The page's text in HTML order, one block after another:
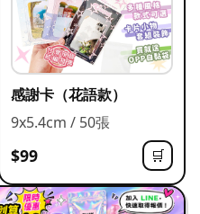
感謝卡（花語款）
9x5.4cm / 50張
$99 🛒